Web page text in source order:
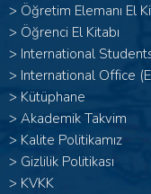
> Öğretim Elemanı El
> Öğrenci El Kitabı
> International
> International Office
> Kütüphane
> Akademik Takvim
> Kalite Politikamız
> Gizlilik Politikası
> KVKK